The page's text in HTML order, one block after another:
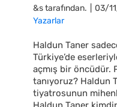
&s tarafından. 03/
Yazarlar
Haldun Taner
Türkiye’de
açmış bir öncüdür.
tanıyoruz? Haldun
tiyatrosunun